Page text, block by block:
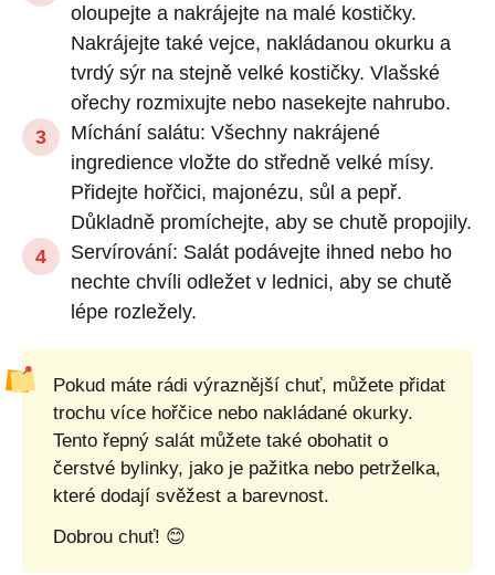
oloupejte a nakrájejte na malé kostičky.
Nakrájejte také vejce, nakládanou okurku a
tvrdý sýr na stejně velké kostičky. Vlašské
ořechy rozmixujte nebo nasekejte nahrubo.
Míchání salátu: Všechny nakrájené
ingredience vložte do středně velké mísy.
Přidejte hořčici, majonézu, sůl a pepř.
Důkladně promíchejte, aby se chutě propojily.
Servírování: Salát podávejte ihned nebo ho
nechte chvíli odležet v lednici, aby se chutě
lépe rozležely.
Pokud máte rádi výraznější chuť, můžete přidat
trochu více hořčice nebo nakládané okurky.
Tento řepný salát můžete také obohatit o
čerstvé bylinky, jako je pažitka nebo petrželka,
které dodají svěžest a barevnost.
Dobrou chuť! 😊